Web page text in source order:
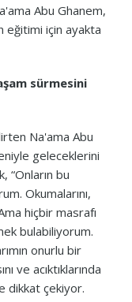
Abu Ghanem,
eğitimi için ayakta
sürmesini
Na'ama Abu
geleceklerini
bu
Okumalarını,
hiçbir masrafı
bulabiliyorum.
onurlu bir
ve acıktıklarında
dikkat çekiyor.